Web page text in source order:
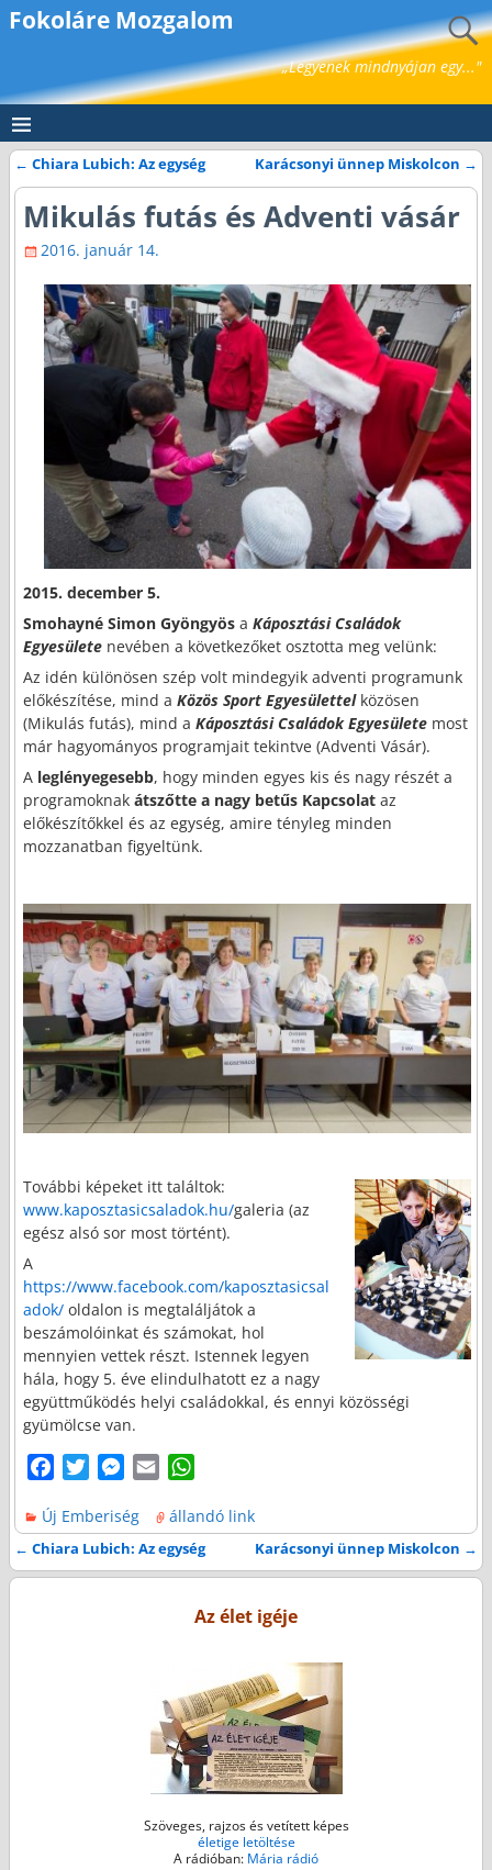
Fokoláre Mozgalom
„Legyenek mindnyájan egy..."
Bejegyzés navigáció
← Chiara Lubich: Az egység Karácsonyi ünnep Miskolcon →
Mikulás futás és Adventi vásár
2016. január 14.
2015. december 5.
SmohaynéSimon Gyöngyösa KáposztásiCsaládok
Egyesületenevében a következőket osztotta meg velünk:
Az idén különösen szép volt mindegyik adventi programunk
előkészítése, mind a Közös Sport Egyesülettelközösen
(Mikulás futás), mind a KáposztásiCsaládok Egyesületemost
már hagyományos programjait tekintve (Adventi Vásár).
A leglényegesebb, hogy minden egyes kis és nagy részét a
programoknak átszőtte a nagy betűs Kapcsolataz
előkészítőkkel és az egység, amire tényleg minden
mozzanatban figyeltünk.
További képeket itt találtok:
www.kaposztasicsaladok.hu/galeria (az
egész alsó sor most történt).
A
https://www.facebook.com/kaposztasicsal
adok/oldalon is megtaláljátok a
beszámolóinkat és számokat, hol
mennyien vettek részt. Istennek legyen
hála, hogy 5. éve elindulhatott ez a nagy
együttműködés helyi családokkal, és ennyi közösségi
gyümölcse van.
c
e
b
i
t
t
M
s
s
e
a
i
l
a
t
s
p
Új Emberiség állandó link
Bejegyzés navigáció
← Chiara Lubich: Az egység Karácsonyi ünnep Miskolcon →
Az élet igéje
Szöveges, rajzos és vetített képes
életige letöltése
A rádióban: Mária rádió